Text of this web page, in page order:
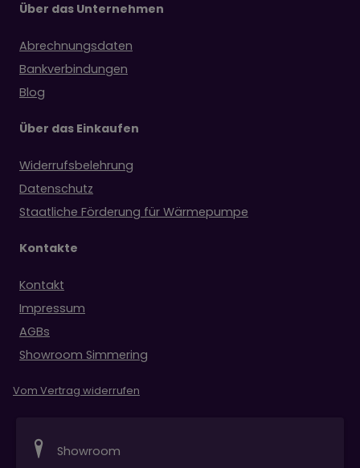
Über das Unternehmen
Abrechnungsdaten
Bankverbindungen
Blog
Über das Einkaufen
Widerrufsbelehrung
Datenschutz
Staatliche Förderung für Wärmepumpe
Kontakte
Kontakt
Impressum
AGBs
Showroom Simmering
Vom Vertrag widerrufen
Showroom